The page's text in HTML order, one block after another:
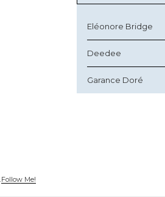
Eléonore Bridge
Deedee
Garance Doré
Follow Me!